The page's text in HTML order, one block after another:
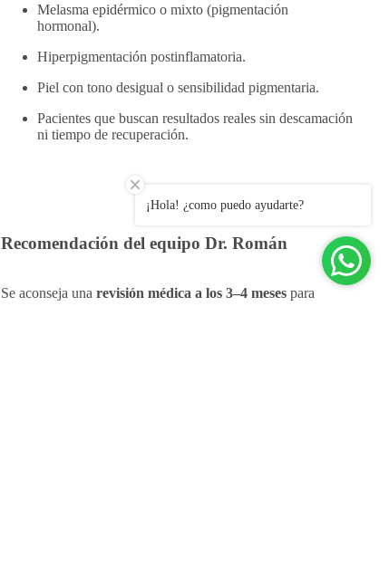
Melasma epidérmico o mixto (pigmentación
hormonal).
Hiperpigmentación postinflamatoria.
Piel con tono desigual o sensibilidad pigmentaria.
Pacientes que buscan resultados reales sin descamación
ni tiempo de recuperación.
Recomendación del equipo Dr. Román
Se aconseja una revisión médica a los 3–4 meses para
¡Hola! ¿como puedo ayudarte?